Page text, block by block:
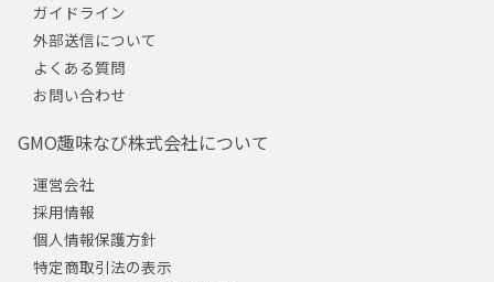
ガイドライン
外部送信について
よくある質問
お問い合わせ
GMO趣味なび株式会社について
運営会社
採用情報
個人情報保護方針
特定商取引法の表示